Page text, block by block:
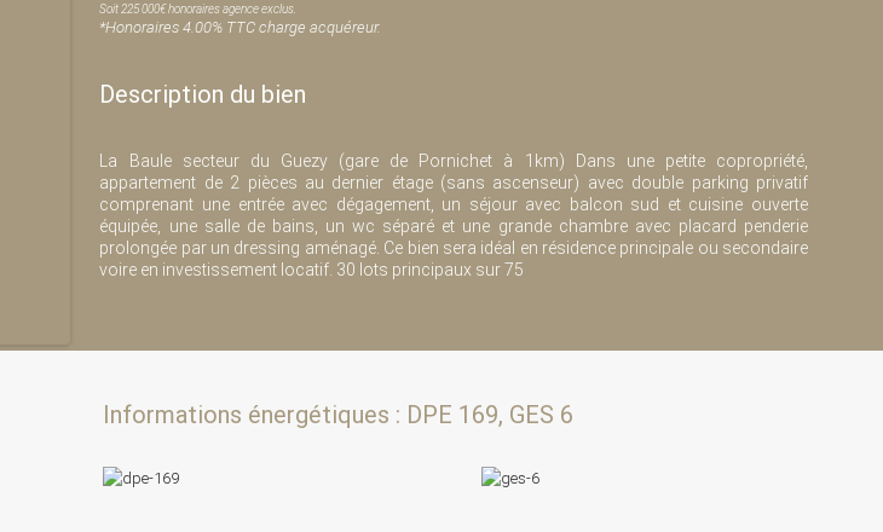
Soit 225 000€ honoraires agence exclus.
*Honoraires 4.00% TTC charge acquéreur.
Description du bien
La Baule secteur du Guezy (gare de Pornichet à 1km) Dans une petite copropriété,
appartement de 2 pièces au dernier étage (sans ascenseur) avec double parking privatif
comprenant une entrée avec dégagement, un séjour avec balcon sud et cuisine ouverte
équipée, une salle de bains, un wc séparé et une grande chambre avec placard penderie
prolongée par un dressing aménagé. Ce bien sera idéal en résidence principale ou secondaire
voire en investissement locatif. 30 lots principaux sur 75
Informations énergétiques : DPE 169, GES 6